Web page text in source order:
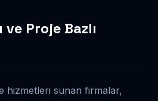
ve Proje Bazlı
hizmetleri sunan firmalar,